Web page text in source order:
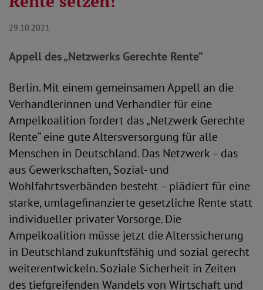
29.10.2021
Appell des „Netzwerks Gerechte Rente“
Berlin. Mit einem gemeinsamen Appell an die
Verhandlerinnen und Verhandler für eine
Ampelkoalition fordert das „Netzwerk Gerechte
Rente“ eine gute Altersversorgung für alle
Menschen in Deutschland. Das Netzwerk – das
aus Gewerkschaften, Sozial- und
Wohlfahrtsverbänden besteht – plädiert für eine
starke, umlagefinanzierte gesetzliche Rente statt
individueller privater Vorsorge. Die
Ampelkoalition müsse jetzt die Alterssicherung
in Deutschland zukunftsfähig und sozial gerecht
weiterentwickeln. Soziale Sicherheit in Zeiten
des tiefgreifenden Wandels von Wirtschaft und